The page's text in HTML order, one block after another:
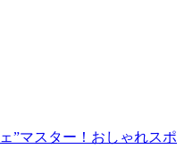
”マスター！おしゃれスポ